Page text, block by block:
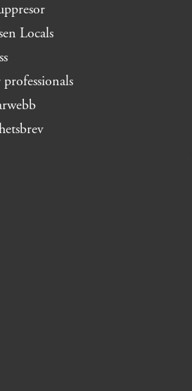
Locals
professionals